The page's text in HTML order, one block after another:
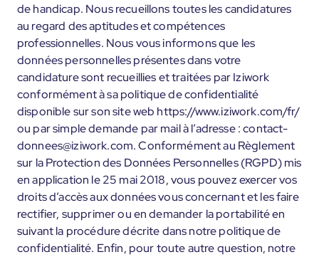
de handicap. Nous recueillons toutes les candidatures
au regard des aptitudes et compétences
professionnelles. Nous vous informons que les
données personnelles présentes dans votre
candidature sont recueillies et traitées par Iziwork
conformément à sa politique de confidentialité
disponible sur son site web https://www.iziwork.com/fr/
ou par simple demande par mail à l’adresse : contact-
donnees@iziwork.com. Conformément au Règlement
sur la Protection des Données Personnelles (RGPD) mis
en application le 25 mai 2018, vous pouvez exercer vos
droits d’accès aux données vous concernant et les faire
rectifier, supprimer ou en demander la portabilité en
suivant la procédure décrite dans notre politique de
confidentialité. Enfin, pour toute autre question, notre